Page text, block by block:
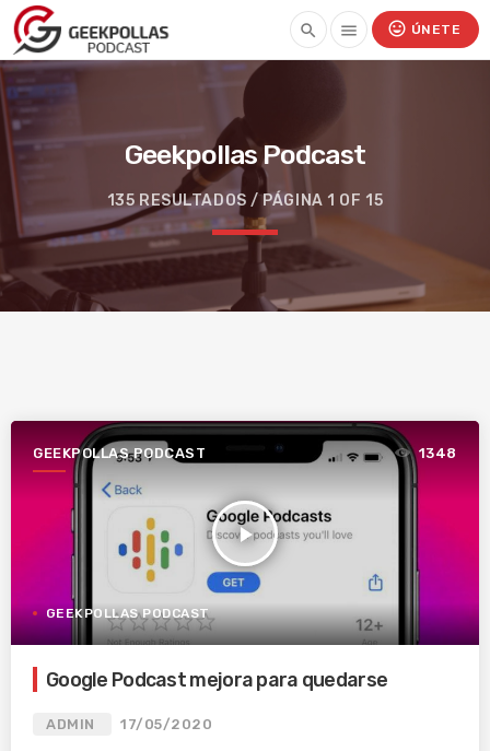
search menu mood ÚNETE
Geekpollas Podcast
135 RESULTADOS / PÁGINA 1 OF 15
GEEKPOLLAS PODCAST
play_arrow
1348
GEEKPOLLAS PODCAST
Google Podcast mejora para quedarse
ADMIN 17/05/2020